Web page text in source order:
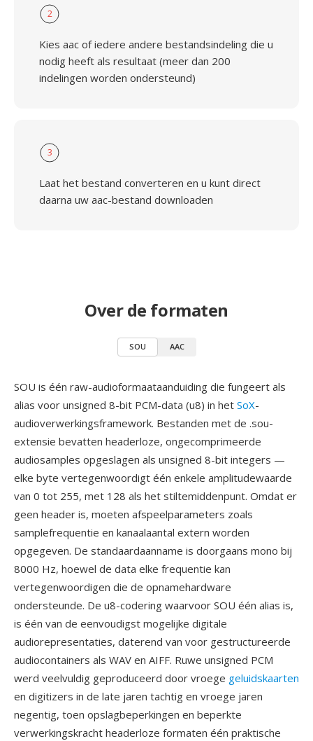
2
Kies aac of iedere andere bestandsindeling die u
nodig heeft als resultaat (meer dan 200
indelingen worden ondersteund)
3
Laat het bestand converteren en u kunt direct
daarna uw aac-bestand downloaden
Over de formaten
SOU AAC
SOU is één raw-audioformaataanduiding die fungeert als
alias voor unsigned 8-bit PCM-data (u8) in het SoX-
audioverwerkingsframework. Bestanden met de .sou-
extensie bevatten headerloze, ongecomprimeerde
audiosamples opgeslagen als unsigned 8-bit integers —
elke byte vertegenwoordigt één enkele amplitudewaarde
van 0 tot 255, met 128 als het stiltemiddenpunt. Omdat er
geen header is, moeten afspeelparameters zoals
samplefrequentie en kanaalaantal extern worden
opgegeven. De standaardaanname is doorgaans mono bij
8000 Hz, hoewel de data elke frequentie kan
vertegenwoordigen die de opnamehardware
ondersteunde. De u8-codering waarvoor SOU één alias is,
is één van de eenvoudigst mogelijke digitale
audiorepresentaties, daterend van voor gestructureerde
audiocontainers als WAV en AIFF. Ruwe unsigned PCM
werd veelvuldig geproduceerd door vroege geluidskaarten
en digitizers in de late jaren tachtig en vroege jaren
negentig, toen opslagbeperkingen en beperkte
verwerkingskracht headerloze formaten één praktische